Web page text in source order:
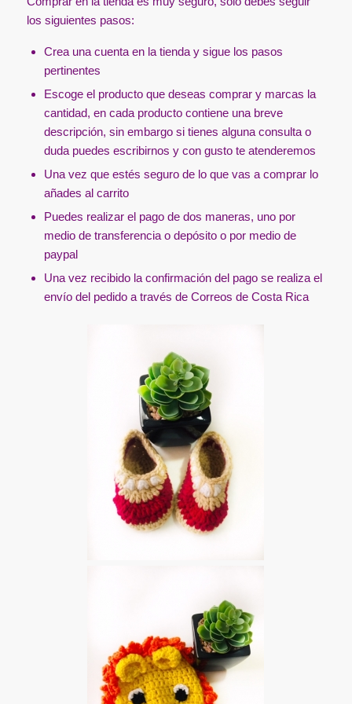
los siguientes pasos:
Crea una cuenta en la tienda y sigue los pasos
pertinentes
Escoge el producto que deseas comprar y marcas la
cantidad, en cada producto contiene una breve
descripción, sin embargo si tienes alguna consulta o
duda puedes escribirnos y con gusto te atenderemos
Una vez que estés seguro de lo que vas a comprar lo
añades al carrito
Puedes realizar el pago de dos maneras, uno por
medio de transferencia o depósito o por medio de
paypal
Una vez recibido la confirmación del pago se realiza el
envío del pedido a través de Correos de Costa Rica